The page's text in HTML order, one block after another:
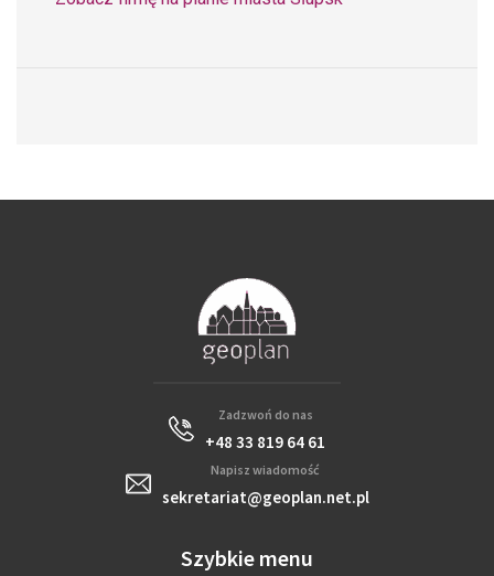
Zadzwoń do nas
+48 33 819 64 61
Napisz wiadomość
sekretariat@geoplan.net.pl
Szybkie menu